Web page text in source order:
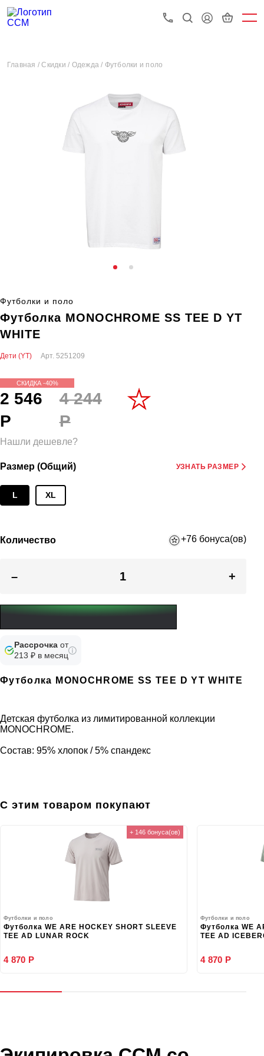
Главная /Скидки / Одежда / Футболки и поло
Футболки и поло
Футболка MONOCHROME SS TEE D YT
WHITE
Дети (YT) Арт. 5251209
СКИДКА -40%
2 546
Р
4 244
Р
Нашли дешевле?
Размер (Общий) УЗНАТЬ РАЗМЕР
L XL
Количество +76 бонуса(ов)
– +
Рассрочка от
213 ₽ в месяц
Футболка MONOCHROME SS TEE D YT WHITE
Детская футболка из лимитированной коллекции
MONOCHROME.
Состав: 95% хлопок / 5% спандекс
С этим товаром покупают
+ 146 бонуса(ов)
Футболки и поло
Футболка WE ARE HOCKEY SHORT SLEEVE
TEE AD LUNAR ROCK
4 870 Р
Футболки и поло
Футболка WE
TEE AD
4 870 Р